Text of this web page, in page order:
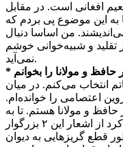
افغانی است. در مقابل
به این موضوع پی بردم که
من اساسا دنبال
و شبیه‌خوانی خوشم
نمی‌آید.
و مولانا را بخوانم
انتخاب می‌کنم. در میان
اعتصامی را خوانده‌ام.
و مولانا هستم. تا به
امروز سطح معلوماتم ایجاب نمی‌کرد از اشعار این ۲ بزرگوار
قطع گریزهایی به دیوان